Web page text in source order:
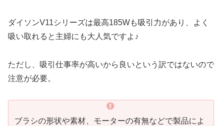
ダイソンV11シリーズは最高185Wも吸引力があり、よく
吸い取れると主婦にも大人気ですよ♪
ただし、吸引仕事率が高いから良いという訳ではないので
注意が必要。
ブラシの形状や素材、モーターの有無などで製品によ